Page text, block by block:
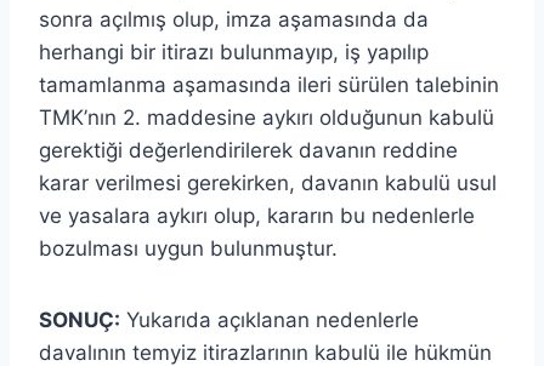
sonra açılmış olup, imza aşamasında da
herhangi bir itirazı bulunmayıp, iş yapılıp
tamamlanma aşamasında ileri sürülen talebinin
TMK’nın 2. maddesine aykırı olduğunun kabulü
gerektiği değerlendirilerek davanın reddine
karar verilmesi gerekirken, davanın kabulü usul
ve yasalara aykırı olup, kararın bu nedenlerle
bozulması uygun bulunmuştur.
SONUÇ: Yukarıda açıklanan nedenlerle
davalının temyiz itirazlarının kabulü ile hükmün